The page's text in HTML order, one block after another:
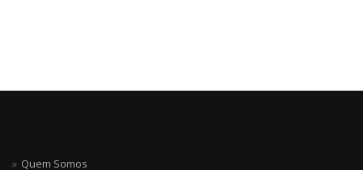
Quem Somos